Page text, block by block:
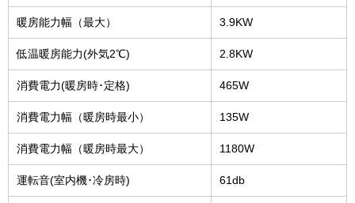
暖房能力幅（最大） 3.9KW
低温暖房能力(外気2℃) 2.8KW
消費電力(暖房時･定格) 465W
消費電力幅（暖房時最小） 135W
消費電力幅（暖房時最大） 1180W
運転音(室内機･冷房時) 61db